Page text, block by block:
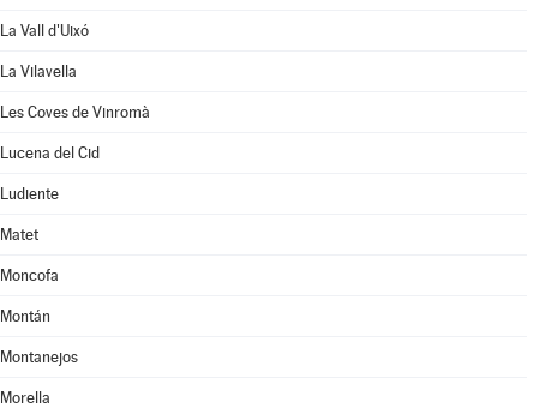
La Vall d'Uixó
La Vilavella
Les Coves de Vinromà
Lucena del Cid
Ludiente
Matet
Moncofa
Montán
Montanejos
Morella